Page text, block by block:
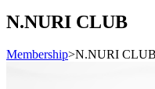
N.NURI CLUB
Membership>N.NURI CLUB